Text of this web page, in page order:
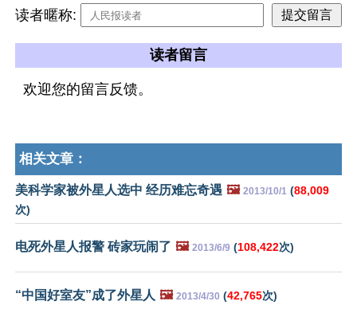
读者暱称:
读者留言
欢迎您的留言反馈。
相关文章：
美科学家被外星人选中 经历难忘奇遇 🖼️ 2013/10/1 (88,009
次)
电死外星人报警 砖家玩闹了 🖼️ 2013/6/9 (108,422次)
“中国好室友”成了外星人 🖼️ 2013/4/30 (42,765次)